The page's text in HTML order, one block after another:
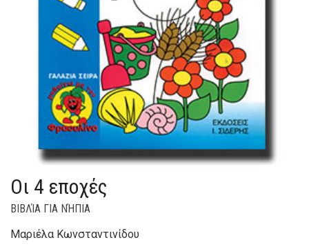
Οι 4 εποχές
ΒΙΒΛΊΑ ΓΙΑ ΝΉΠΙΑ
Μαριέλα Κωνσταντινίδου